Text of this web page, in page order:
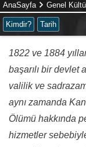
AnaSayfa Genel
Kimdir? Tarih
1822 ve 1884
başarılı bir devlet
valilik ve
aynı zamanda
Ölümü hakkında
hizmetler